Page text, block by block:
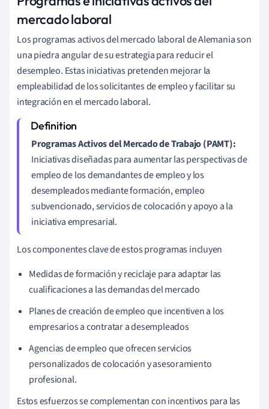
mercado laboral
Los programas activos del mercado laboral de Alemania son
una piedra angular de su estrategia para reducir el
desempleo. Estas iniciativas pretenden mejorar la
empleabilidad de los solicitantes de empleo y facilitar su
integración en el mercado laboral.
Programas Activos del Mercado de Trabajo (PAMT):
Iniciativas diseñadas para aumentar las perspectivas de
empleo de los demandantes de empleo y los
desempleados mediante formación, empleo
subvencionado, servicios de colocación y apoyo a la
iniciativa empresarial.
Los componentes clave de estos programas incluyen
Medidas de formación y reciclaje para adaptar las
cualificaciones a las demandas del mercado
Planes de creación de empleo que incentiven a los
empresarios a contratar a desempleados
Agencias de empleo que ofrecen servicios
personalizados de colocación y asesoramiento
profesional.
Estos esfuerzos se complementan con incentivos para las